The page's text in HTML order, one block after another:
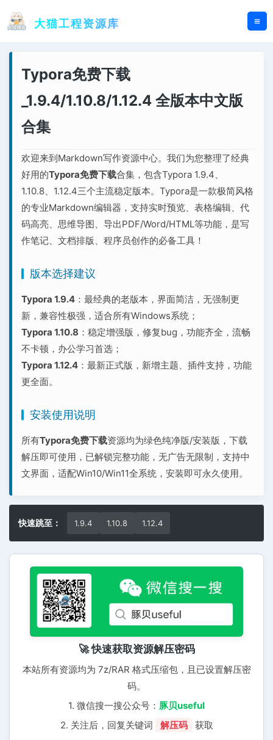
大猫工程资源库
Typora免费下载
_1.9.4/1.10.8/1.12.4 全版本中文版
合集
欢迎来到Markdown写作资源中心。我们为您整理了经典
好用的Typora免费下载合集，包含Typora 1.9.4、
1.10.8、1.12.4三个主流稳定版本。Typora是一款极简风格
的专业Markdown编辑器，支持实时预览、表格编辑、代
码高亮、思维导图、导出PDF/Word/HTML等功能，是写
作笔记、文档排版、程序员创作的必备工具！
版本选择建议
Typora 1.9.4 ：最经典的老版本，界面简洁，无强制更
新，兼容性极强，适合所有Windows系统；
Typora 1.10.8 ：稳定增强版，修复bug，功能齐全，流畅
不卡顿，办公学习首选；
Typora 1.12.4 ：最新正式版，新增主题、插件支持，功能
更全面。
安装使用说明
所有Typora免费下载资源均为绿色纯净版/安装版，下载
解压即可使用，已解锁完整功能，无广告无限制，支持中
文界面，适配Win10/Win11全系统，安装即可永久使用。
快速跳至： 1.9.4 1.10.8 1.12.4
🚀 快速获取资源解压密码
本站所有资源均为 7z/RAR 格式压缩包，且已设置解压密
码。
1. 微信搜一搜公众号： 豚贝useful
2. 关注后，回复关键词
解压码 获取